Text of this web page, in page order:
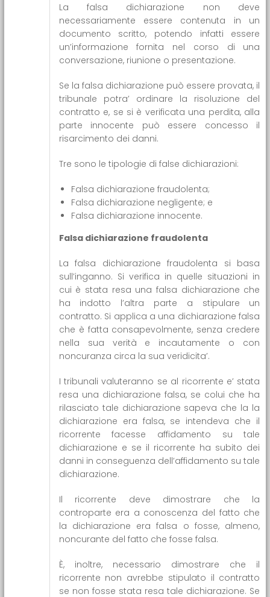
La falsa dichiarazione non deve
necessariamente essere contenuta in un
documento scritto, potendo infatti essere
un’informazione fornita nel corso di una
conversazione, riunione o presentazione.
Se la falsa dichiarazione può essere provata, il
tribunale potra’ ordinare la risoluzione del
contratto e, se si è verificata una perdita, alla
parte innocente può essere concesso il
risarcimento dei danni.
Tre sono le tipologie di false dichiarazioni:
Falsa dichiarazione fraudolenta;
Falsa dichiarazione negligente; e
Falsa dichiarazione innocente.
Falsa dichiarazione fraudolenta
La falsa dichiarazione fraudolenta si basa
sull’inganno. Si verifica in quelle situazioni in
cui è stata resa una falsa dichiarazione che
ha indotto l’altra parte a stipulare un
contratto. Si applica a una dichiarazione falsa
che è fatta consapevolmente, senza credere
nella sua verità e incautamente o con
noncuranza circa la sua veridicita’.
I tribunali valuteranno se al ricorrente e’ stata
resa una dichiarazione falsa, se colui che ha
rilasciato tale dichiarazione sapeva che la la
dichiarazione era falsa, se intendeva che il
ricorrente facesse affidamento su tale
dichiarazione e se il ricorrente ha subito dei
danni in conseguenza dell’affidamento su tale
dichiarazione.
Il ricorrente deve dimostrare che la
controparte era a conoscenza del fatto che
la dichiarazione era falsa o fosse, almeno,
noncurante del fatto che fosse falsa.
È, inoltre, necessario dimostrare che il
ricorrente non avrebbe stipulato il contratto
se non fosse stata resa tale dichiarazione. Se